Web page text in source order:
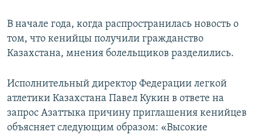
В начале года, когда распространилась новость о
том, что кенийцы получили гражданство
Казахстана, мнения болельщиков разделились.
Исполнительный директор Федерации легкой
атлетики Казахстана Павел Кукин в ответе на
запрос Азаттыка причину приглашения кенийцев
объясняет следующим образом: «Высокие